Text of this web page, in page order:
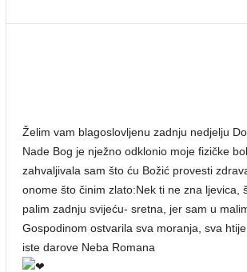
Želim vam blagoslovljenu zadnju nedjelju
Nade Bog je nježno odklonio moje fizičke
zahvaljivala sam što ću Božić provesti
onome što činim zlato:Nek ti ne zna ljevica,
palim zadnju svijeću- sretna, jer sam u
Gospodinom ostvarila sva moranja, sva
iste darove Neba Romana